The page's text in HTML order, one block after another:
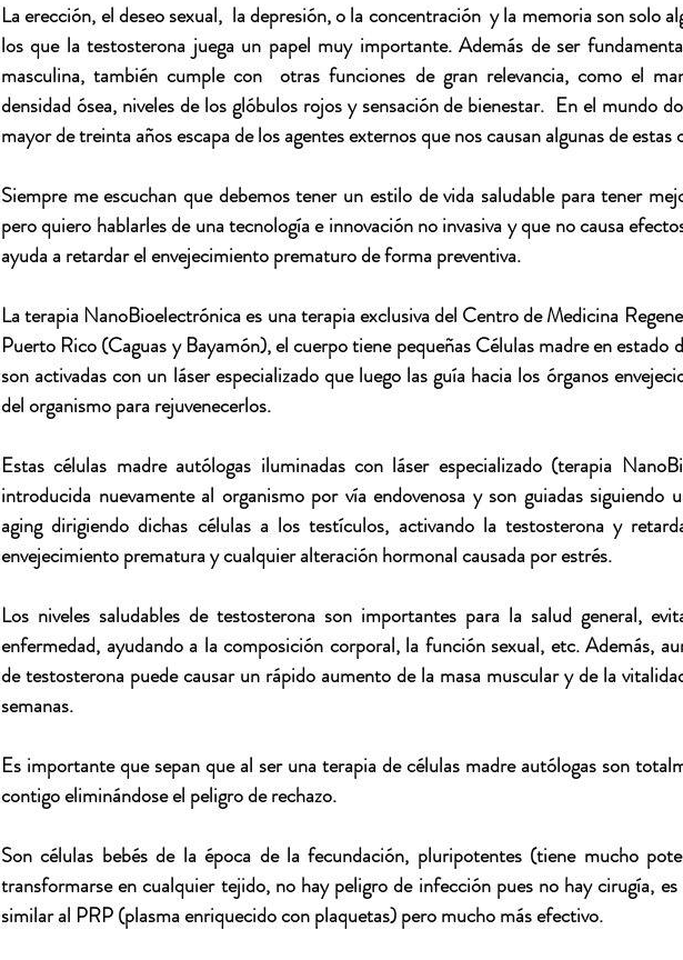
La erección, el deseo sexual,  la depresión, o la concentración  y la memoria son solo
los que la testosterona juega un papel muy importante. Además de ser
masculina, también cumple con  otras funciones de gran relevancia, como el
densidad ósea, niveles de los glóbulos rojos y sensación de bienestar.  En el mundo
mayor de treinta años escapa de los agentes externos que nos causan algunas de estas
Siempre me escuchan que debemos tener un estilo de vida saludable para tener
pero quiero hablarles de una tecnología e innovación no invasiva y que no causa
ayuda a retardar el envejecimiento prematuro de forma preventiva.
La terapia NanoBioelectrónica es una terapia exclusiva del Centro de Medicina
Puerto Rico (Caguas y Bayamón), el cuerpo tiene pequeñas Células madre en estado
son activadas con un láser especializado que luego las guía hacia los órganos
del organismo para rejuvenecerlos.
Estas células madre autólogas iluminadas con láser especializado (terapia
introducida nuevamente al organismo por vía endovenosa y son guiadas
aging dirigiendo dichas células a los testículos, activando la testosterona y
envejecimiento prematura y cualquier alteración hormonal causada por estrés.
Los niveles saludables de testosterona son importantes para la salud general,
enfermedad, ayudando a la composición corporal, la función sexual, etc. Además,
de testosterona puede causar un rápido aumento de la masa muscular y de la
semanas.
Es importante que sepan que al ser una terapia de células madre autólogas son
contigo eliminándose el peligro de rechazo.
Son células bebés de la época de la fecundación, pluripotentes (tiene mucho
transformarse en cualquier tejido, no hay peligro de infección pues no hay cirugía,
similar al PRP (plasma enriquecido con plaquetas) pero mucho más efectivo.